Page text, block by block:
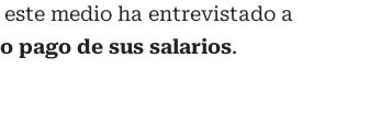
medio ha entrevistado a
pago de sus salarios.